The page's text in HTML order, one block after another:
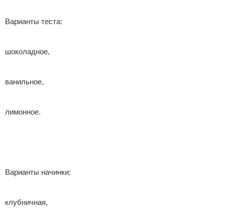
Варианты теста:
шоколадное,
ванильное,
лимонное.
Варианты начинки:
клубничная,